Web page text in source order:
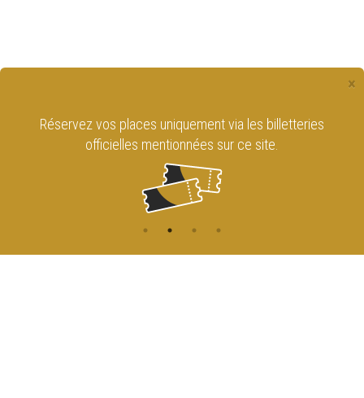
×
Réservez vos places uniquement via les billetteries
officielles mentionnées sur ce site.